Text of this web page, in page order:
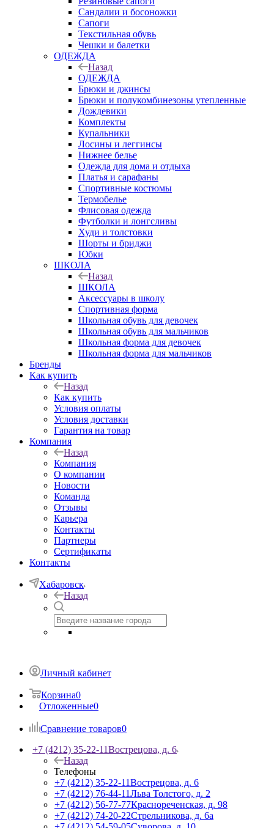
Сандалии и босоножки
Сапоги
Текстильная обувь
Чешки и балетки
ОДЕЖДА
Назад
ОДЕЖДА
Брюки и джинсы
Брюки и полукомбинезоны утепленные
Дождевики
Комплекты
Купальники
Лосины и леггинсы
Нижнее белье
Одежда для дома и отдыха
Платья и сарафаны
Спортивные костюмы
Термобелье
Флисовая одежда
Футболки и лонгсливы
Худи и толстовки
Шорты и бриджи
Юбки
ШКОЛА
Назад
ШКОЛА
Аксессуары в школу
Спортивная форма
Школьная обувь для девочек
Школьная обувь для мальчиков
Школьная форма для девочек
Школьная форма для мальчиков
Бренды
Как купить
Назад
Как купить
Условия оплаты
Условия доставки
Гарантия на товар
Компания
Назад
Компания
О компании
Новости
Команда
Отзывы
Карьера
Контакты
Партнеры
Сертификаты
Контакты
Хабаровск
Назад
Личный кабинет
Корзина0
Отложенные0
Сравнение товаров0
+7 (4212) 35-22-11Вострецова, д. 6
Назад
Телефоны
+7 (4212) 35-22-11Вострецова, д. 6
+7 (4212) 76-44-11Льва Толстого, д. 2
+7 (4212) 56-77-77Краснореченская, д. 98
+7 (4212) 74-20-22Стрельникова, д. 6а